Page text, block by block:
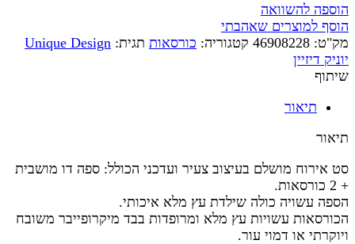
הוספה להשוואה
הוסף למוצרים שאהבתי
מק"ט: 46908228 קטגוריה: כורסאות תגית: Unique Design
יוניק דיזיין
שיתוף
תיאור
תיאור
סט אירוח מושלם בעיצוב צעיר ועדכני הכולל: ספה דו מושבית
+ 2 כורסאות.
הספה עשויה כולה שילדת עץ מלא איכותי.
הכורסאות עשויות עץ מלא ומרופדות בבד מיקרופייבר משובח
ויוקרתי או דמוי עור.